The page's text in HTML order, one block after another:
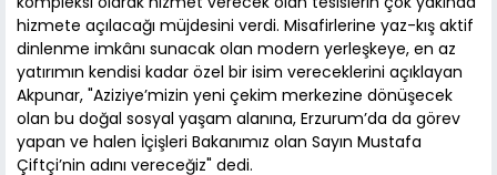
hizmete açılacağı müjdesini verdi. Misafirlerine yaz-kış aktif
dinlenme imkânı sunacak olan modern yerleşkeye, en az
yatırımın kendisi kadar özel bir isim vereceklerini açıklayan
Akpunar, "Aziziye’mizin yeni çekim merkezine dönüşecek
olan bu doğal sosyal yaşam alanına, Erzurum’da da görev
yapan ve halen İçişleri Bakanımız olan Sayın Mustafa
Çiftçi’nin adını vereceğiz" dedi.